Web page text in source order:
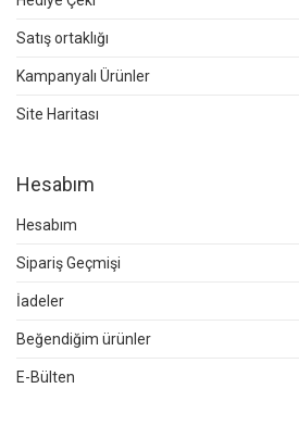
Satış ortaklığı
Kampanyalı Ürünler
Site Haritası
Hesabım
Hesabım
Sipariş Geçmişi
İadeler
Beğendiğim ürünler
E-Bülten